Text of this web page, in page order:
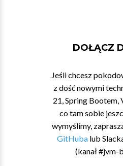
DOŁĄCZ
Jeśli chcesz
z dość nowymi
21, Spring Bootem,
co tam sobie
wymyślimy,
GitHubalub
(kanał #jvm-